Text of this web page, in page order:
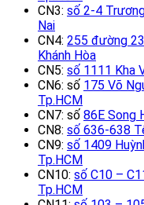
CN3: số 2-4
Nai
CN4: 255 đường
Khánh Hòa
CN5: số 1111 Kha
CN6: số 175 Võ
Tp.HCM
CN7: số 86E Song
CN8: số 636-638
CN9: số 1409
Tp.HCM
CN10: số C10 –
Tp.HCM